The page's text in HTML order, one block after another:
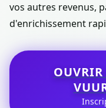
vos autres revenus,
d'enrichissement